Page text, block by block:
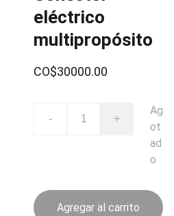
eléctrico
multipropósito
CO$30000.00
- +
Ag
ot
ad
o
Agregar al carrito